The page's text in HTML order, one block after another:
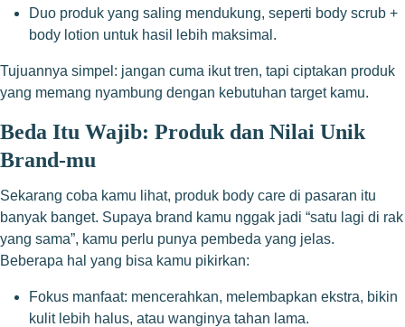
Duo produk yang saling mendukung, seperti body scrub +
body lotion untuk hasil lebih maksimal.
Tujuannya simpel: jangan cuma ikut tren, tapi ciptakan produk
yang memang nyambung dengan kebutuhan target kamu.
Beda Itu Wajib: Produk dan Nilai Unik
Brand-mu
Sekarang coba kamu lihat, produk body care di pasaran itu
banyak banget. Supaya brand kamu nggak jadi “satu lagi di rak
yang sama”, kamu perlu punya pembeda yang jelas.
Beberapa hal yang bisa kamu pikirkan:
Fokus manfaat: mencerahkan, melembapkan ekstra, bikin
kulit lebih halus, atau wanginya tahan lama.